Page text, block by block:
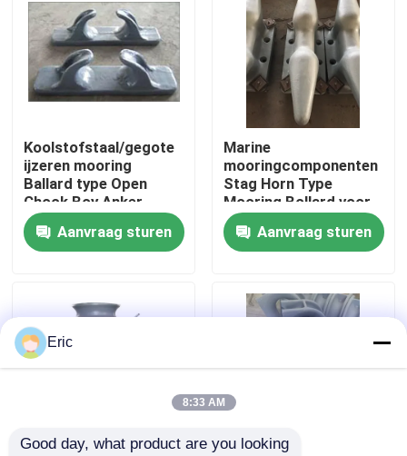
Over ons
Fabrieksreis
Kwaliteitscontrole
Contacteer ons
Company News
Mariene Vensters
Koolstofstaal/gegote
ijzeren mooring
Ballard type Open
Chock Boy Anker
Aanvraag sturen
Marine
mooringcomponenten
Stag Horn Type
Mooring Bollard voor
kleine wharf en jetty
MOQ Leading Time
Aanvraag sturen
Eric
8:33 AM
Good day, what product are you looking